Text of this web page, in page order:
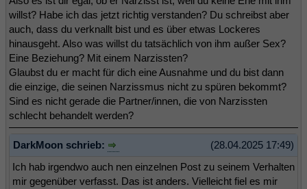
willst? Habe ich das jetzt richtig verstanden? Du schreibst aber
auch, dass du verknallt bist und es über etwas Lockeres
hinausgeht. Also was willst du tatsächlich von ihm außer Sex?
Eine Beziehung? Mit einem Narzissten?
Glaubst du er macht für dich eine Ausnahme und du bist dann
die einzige, die seinen Narzissmus nicht zu spüren bekommt?
Sind es nicht gerade die Partner/innen, die von Narzissten
schlecht behandelt werden?
(28.04.2025 17:49)
DarkMoon schrieb:
Ich hab irgendwo auch nen einzelnen Post zu seinem Verhalten
mir gegenüber verfasst. Das ist anders. Vielleicht fiel es mir